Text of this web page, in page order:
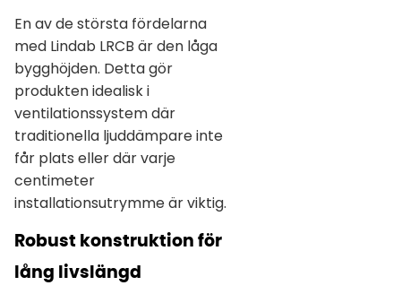
En av de största fördelarna
med Lindab LRCB är den låga
bygghöjden. Detta gör
produkten idealisk i
ventilationssystem där
traditionella ljuddämpare inte
får plats eller där varje
centimeter
installationsutrymme är viktig.
Robust konstruktion för
lång livslängd